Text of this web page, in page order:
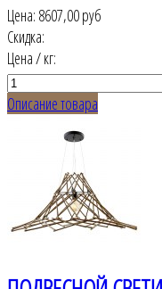
Цена: 8607,00 руб
Скидка:
Цена / кг:
Описание товара